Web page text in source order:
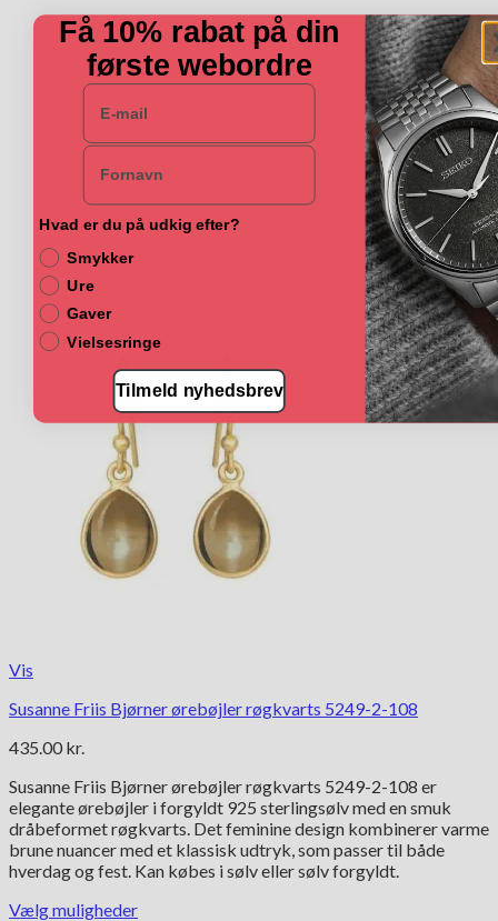
Vis
Susanne Friis Bjørner ørebøjler røgkvarts 5249-2-108
435.00 kr.
Susanne Friis Bjørner ørebøjler røgkvarts 5249-2-108 er
elegante ørebøjler i forgyldt 925 sterlingsølv med en smuk
dråbeformet røgkvarts. Det feminine design kombinerer varme
brune nuancer med et klassisk udtryk, som passer til både
hverdag og fest. Kan købes i sølv eller sølv forgyldt.
Vælg muligheder
Få 10% rabat på din
første webordre
E-mail
Navn
Hvad er du på udkig efter?
Smykker
Ure
Gaver
Vielsesringe
Tilmeld nyhedsbrev